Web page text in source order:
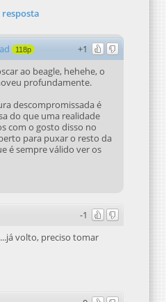
resposta
+1
118p
ao beagle, hehehe, o
profundamente.
descompromissada é
do que uma realidade
com o gosto disso no
para puxar o resto da
é sempre válido ver os
-1
volto, preciso tomar